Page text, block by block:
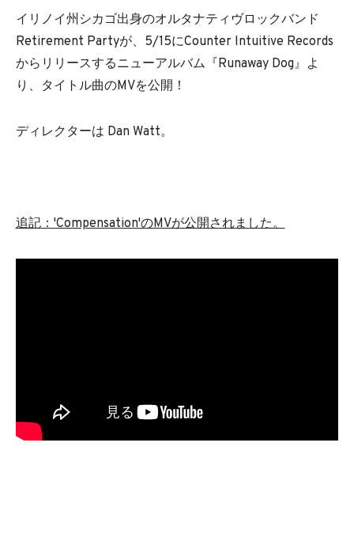
イリノイ州シカゴ出身のオルタナティヴロックバンド
Retirement Partyが、5/15にCounter Intuitive Records
からリリースするニューアルバム『Runaway Dog』よ
り、タイトル曲のMVを公開！
ディレクターは Dan Watt。
追記：'Compensation'のMVが公開されました。